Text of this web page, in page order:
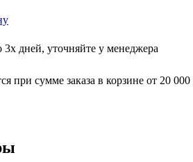
дней, уточняйте у менеджера
при сумме заказа в корзине от 20 000